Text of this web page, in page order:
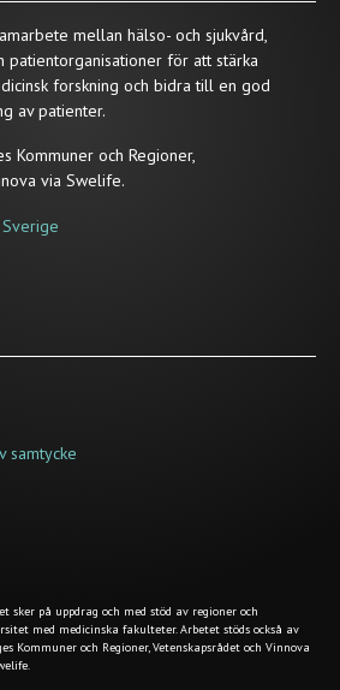
mellan hälso- och sjukvård,
patientorganisationer för att stärka
forskning och bidra till en god
av patienter.
Kommuner och Regioner,
via Swelife.
samtycke
sker på uppdrag och med stöd av regioner och
med medicinska fakulteter. Arbetet stöds också av
Kommuner och Regioner, Vetenskapsrådet och Vinnova